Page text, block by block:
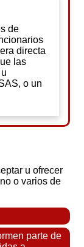
de
directa
las
o un
u ofrecer
o varios de
parte de